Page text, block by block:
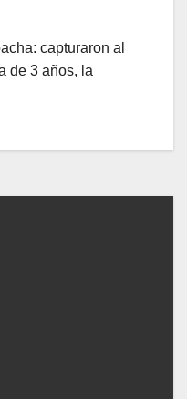
capturaron al
de 3 años, la